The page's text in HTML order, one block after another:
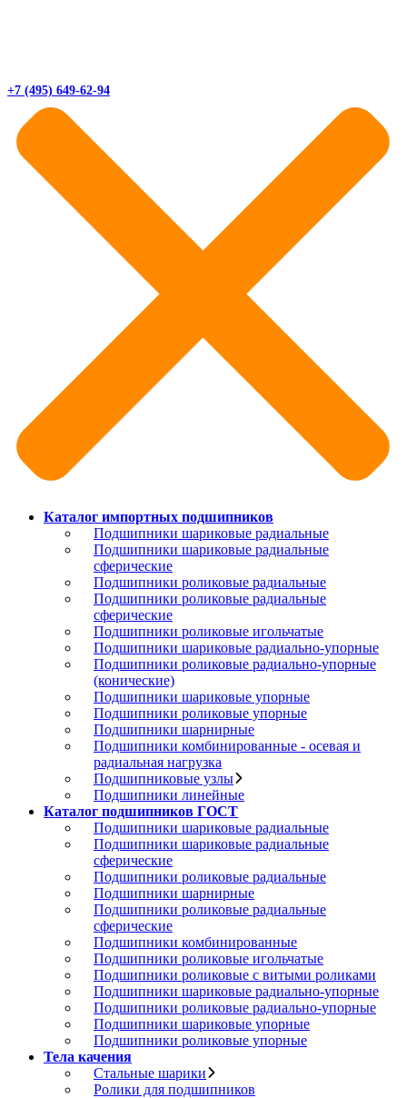
+7 (495) 649-62-94
Каталог импортных подшипников
Подшипники шариковые радиальные
Подшипники шариковые радиальные
сферические
Подшипники роликовые радиальные
Подшипники роликовые радиальные
сферические
Подшипники роликовые игольчатые
Подшипники шариковые радиально-упорные
Подшипники роликовые радиально-упорные
(конические)
Подшипники шариковые упорные
Подшипники роликовые упорные
Подшипники шарнирные
Подшипники комбинированные - осевая и
радиальная нагрузка
Подшипниковые узлы
Подшипники линейные
Каталог подшипников ГОСТ
Подшипники шариковые радиальные
Подшипники шариковые радиальные
сферические
Подшипники роликовые радиальные
Подшипники шарнирные
Подшипники роликовые радиальные
сферические
Подшипники комбинированные
Подшипники роликовые игольчатые
Подшипники роликовые с витыми роликами
Подшипники шариковые радиально-упорные
Подшипники роликовые радиально-упорные
Подшипники шариковые упорные
Подшипники роликовые упорные
Тела качения
Стальные шарики
Ролики для подшипников